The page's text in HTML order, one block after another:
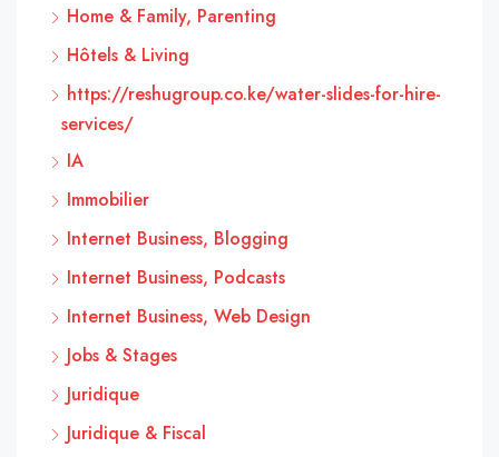
Home & Family, Parenting
Hôtels & Living
https://reshugroup.co.ke/water-slides-for-hire-
services/
IA
Immobilier
Internet Business, Blogging
Internet Business, Podcasts
Internet Business, Web Design
Jobs & Stages
Juridique
Juridique & Fiscal